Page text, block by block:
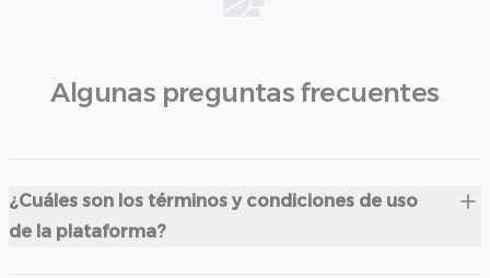
Algunas preguntas frecuentes
¿Cuáles son los términos y condiciones de uso
de la plataforma?